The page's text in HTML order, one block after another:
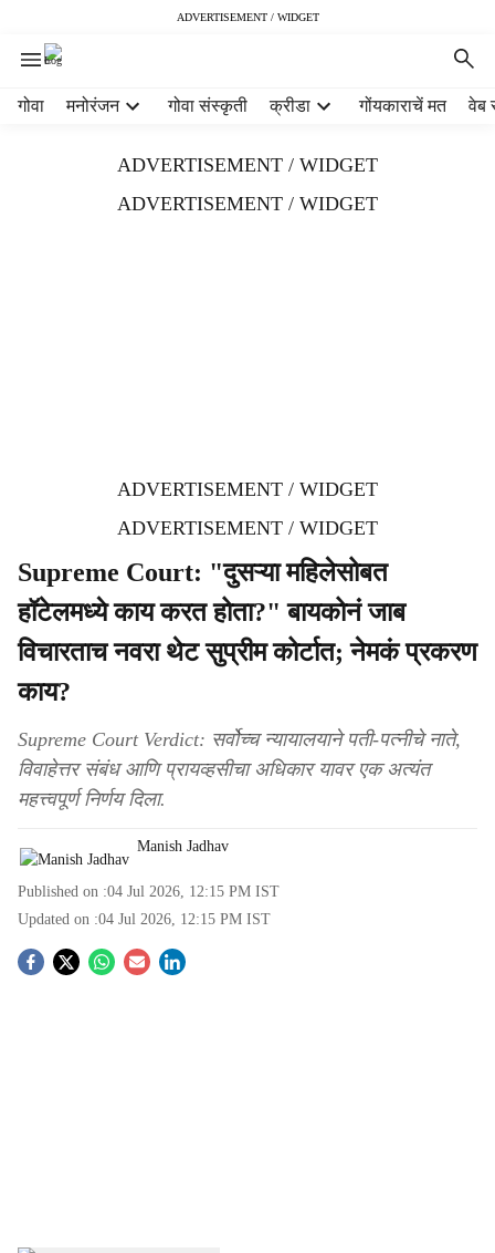
ADVERTISEMENT / WIDGET
गोवा मनोरंजन गोवा संस्कृती क्रीडा गोंयकाराचें मत वेब
ADVERTISEMENT / WIDGET
ADVERTISEMENT / WIDGET
ADVERTISEMENT / WIDGET
ADVERTISEMENT / WIDGET
Supreme Court: "दुसऱ्या महिलेसोबत
हॉटेलमध्ये काय करत होता?" बायकोनं जाब
विचारताच नवरा थेट सुप्रीम कोर्टात; नेमकं प्रकरण
काय?
Supreme Court Verdict: सर्वोच्च न्यायालयाने पती-पत्नीचे नाते,
विवाहेत्तर संबंध आणि प्रायव्हसीचा अधिकार यावर एक अत्यंत
महत्त्वपूर्ण निर्णय दिला.
Manish Jadhav
Published on :04 Jul 2026, 12:15 PM IST
Updated on :04 Jul 2026, 12:15 PM IST
S